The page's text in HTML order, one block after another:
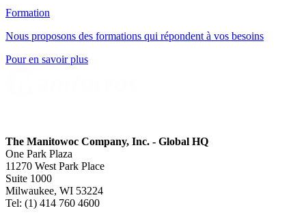
Formation
Nous proposons des formations qui répondent à vos besoins
Pour en savoir plus
The Manitowoc Company, Inc. - Global HQ
One Park Plaza
11270 West Park Place
Suite 1000
Milwaukee, WI 53224
Tel: (1) 414 760 4600